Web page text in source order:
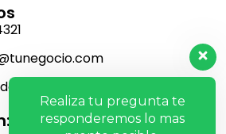
Realiza tu pregunta te
responderemos lo mas